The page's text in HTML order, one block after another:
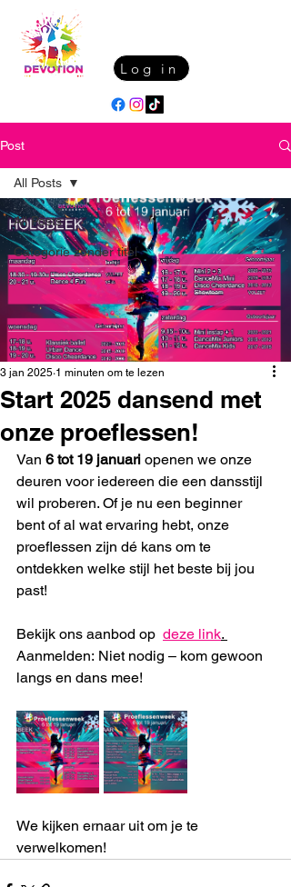
Log in
Post
All Posts
Categorie zonder titel
All Posts
Start 2025 dansend met
onze proeflessen!
3 jan 2025 1 minuten om te lezen
Van 6 tot 19 januari openen we onze
deuren voor iedereen die een dansstijl
wil proberen. Of je nu een beginner
bent of al wat ervaring hebt, onze
proeflessen zijn dé kans om te
ontdekken welke stijl het beste bij jou
past!
Bekijk ons aanbod op deze link.
Aanmelden: Niet nodig – kom gewoon
langs en dans mee!
We kijken ernaar uit om je te
verwelkomen!